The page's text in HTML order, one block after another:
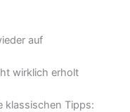
auf
wirklich erholt
klassischen Tipps: